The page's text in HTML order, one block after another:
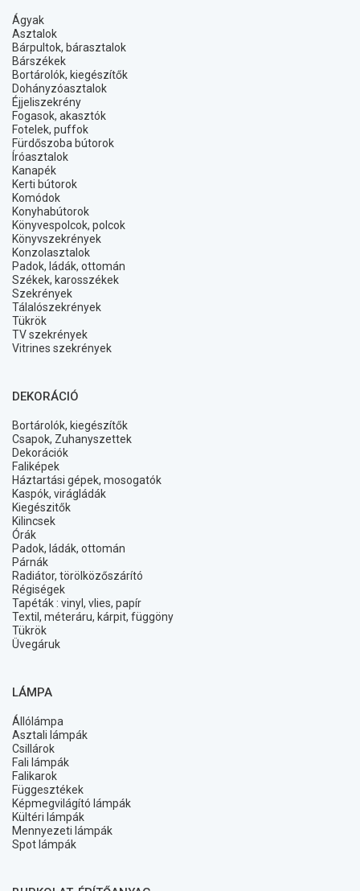
Ágyak
Asztalok
Bárpultok, bárasztalok
Bárszékek
Bortárolók, kiegészítők
Dohányzóasztalok
Éjjeliszekrény
Fogasok, akasztók
Fotelek, puffok
Fürdőszoba bútorok
Íróasztalok
Kanapék
Kerti bútorok
Komódok
Konyhabútorok
Könyvespolcok, polcok
Könyvszekrények
Konzolasztalok
Padok, ládák, ottomán
Székek, karosszékek
Szekrények
Tálalószekrények
Tükrök
TV szekrények
Vitrines szekrények
DEKORÁCIÓ
Bortárolók, kiegészítők
Csapok, Zuhanyszettek
Dekorációk
Faliképek
Háztartási gépek, mosogatók
Kaspók, virágládák
Kiegészitők
Kilincsek
Órák
Padok, ládák, ottomán
Párnák
Radiátor, törölközőszárító
Régiségek
Tapéták : vinyl, vlies, papír
Textil, méteráru, kárpit, függöny
Tükrök
Üvegáruk
LÁMPA
Állólámpa
Asztali lámpák
Csillárok
Fali lámpák
Falikarok
Függesztékek
Képmegvilágító lámpák
Kültéri lámpák
Mennyezeti lámpák
Spot lámpák